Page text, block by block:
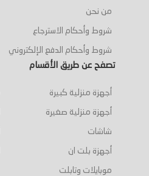
من نحن
شروط وأحكام الاسترجاع
شروط وأحكام الدفع الإلكتروني
تصفح عن طريق الأقسام
أجهزة منزلية كبيرة
أجهزة منزلية صغيرة
شاشات
أجهزة بلت ان
موبايلات وتابلت